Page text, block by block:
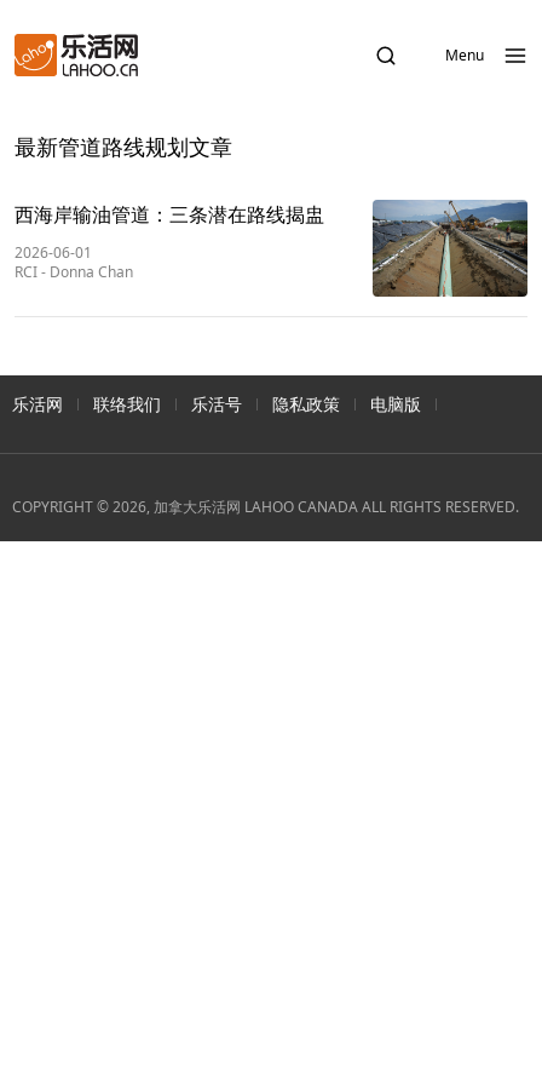
Menu
最新管道路线规划文章
西海岸输油管道：三条潜在路线揭盅
2026-06-01
RCI- Donna Chan
乐活网 联络我们 乐活号 隐私政策 电脑版
COPYRIGHT © 2026, 加拿大乐活网 LAHOO CANADA ALL RIGHTS RESERVED.